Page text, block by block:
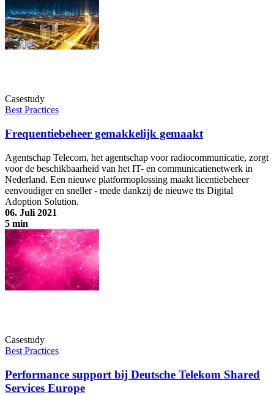
Casestudy
Best Practices
Frequentiebeheer gemakkelijk gemaakt
Agentschap Telecom, het agentschap voor radiocommunicatie, zorgt
voor de beschikbaarheid van het IT- en communicatienetwerk in
Nederland. Een nieuwe platformoplossing maakt licentiebeheer
eenvoudiger en sneller - mede dankzij de nieuwe tts Digital
Adoption Solution.
06. Juli 2021
5 min
Frequentiebeheer gemakkelijk gemaakt
Casestudy
Best Practices
Performance support bij Deutsche Telekom Shared
Services Europe